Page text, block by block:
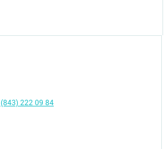
(843) 222 09 84